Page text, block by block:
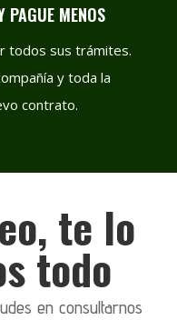
PAGUE MENOS
todos sus trámites.
y toda la
contrato.
te lo
todo
en consultarnos